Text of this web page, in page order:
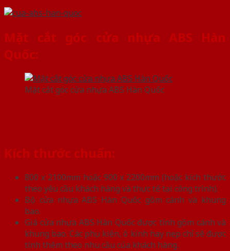
Mặt cắt góc cửa nhựa ABS Hàn
Quốc:
Mặt cắt góc cửa nhựa ABS Hàn Quốc
Kích thước chuẩn:
800 x 2100mm hoặc 900 x 2200mm (hoặc kích thước
theo yêu cầu khách hàng và thực tế tại công trình).
Bộ cửa nhựa ABS Hàn Quốc gồm cánh và khung
bao.
Giá cửa nhựa ABS Hàn Quốc được tính gồm cánh và
khung bao. Các phụ kiện, ô kính hay nẹp chỉ sẽ được
tính thêm theo nhu cầu của khách hàng.